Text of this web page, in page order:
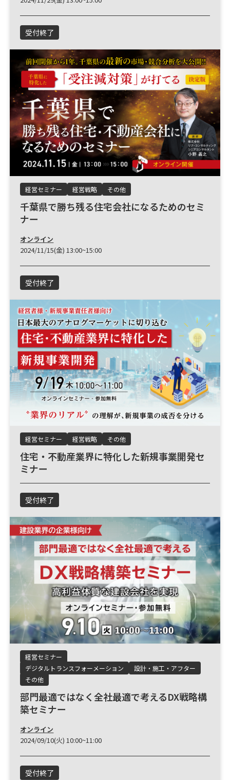
受付終了
経営セミナー 経営戦略 その他
千葉県で勝ち残る住宅会社になるためのセミ
ナー
オンライン
2024/11/15(金) 13:00~15:00
受付終了
経営セミナー 経営戦略 その他
住宅・不動産業界に特化した新規事業開発セ
ミナー
受付終了
経営セミナー
デジタルトランスフォーメーション
設計・施工・アフター
その他
部門最適ではなく全社最適で考えるDX戦略構
築セミナー
オンライン
2024/09/10(火) 10:00~11:00
受付終了